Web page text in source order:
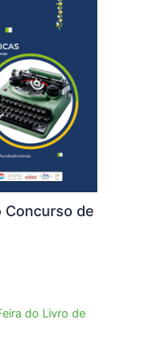
Concurso de